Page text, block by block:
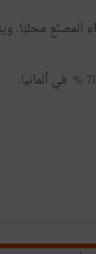
الدواء الجنيس بنسبة تبلغ حوالي 64